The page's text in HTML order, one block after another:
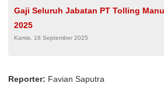
Gaji Seluruh Jabatan PT Tolling
2025
Kamis, 18 September 2025
Reporter: Favian Saputra